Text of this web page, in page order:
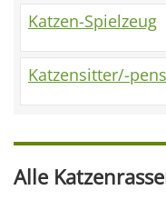
Katzen-Spielzeug
Katzensitter/-
Alle